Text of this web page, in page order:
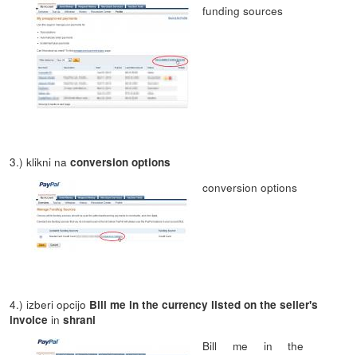
funding sources
3.) klikni naconversion options
conversion options
4.) izberi opcijo Bill me in the currency listed on the seller's
invoice inshrani
Bill me in the